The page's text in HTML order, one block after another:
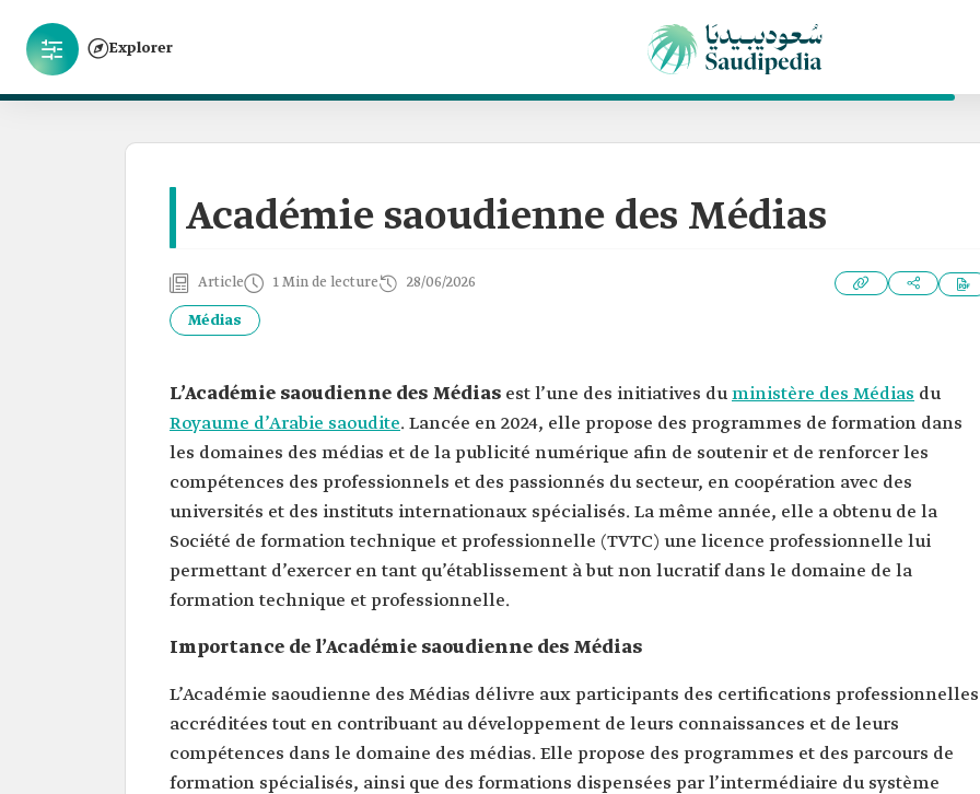
Explorer
Académie saoudienne des Médias
Article 1 Min de lecture 28/06/2026
Médias
L’Académie saoudienne des Médias est l’une des initiatives duministère des Médias du
Royaume d’Arabie saoudite. Lancée en 2024, elle propose des programmes de formation dans
les domaines des médias et de la publicité numérique afin de soutenir et de renforcer les
compétences des professionnels et des passionnés du secteur, en coopération avec des
universités et des instituts internationaux spécialisés. La même année, elle a obtenu de la
Société de formation technique et professionnelle (TVTC) une licence professionnelle lui
permettant d’exercer en tant qu’établissement à but non lucratif dans le domaine de la
formation technique et professionnelle.
Importance de l’Académie saoudienne des Médias
L’Académie saoudienne des Médias délivre aux participants des certifications professionnelles
accréditées tout en contribuant au développement de leurs connaissances et de leurs
compétences dans le domaine des médias. Elle propose des programmes et des parcours de
formation spécialisés, ainsi que des formations dispensées par l’intermédiaire du système